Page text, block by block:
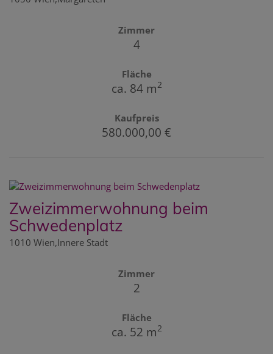
Zimmer
4
Fläche
ca. 84 m2
Kaufpreis
580.000,00 €
Zweizimmerwohnung beim
Schwedenplatz
1010 Wien,Innere Stadt
Zimmer
2
Fläche
ca. 52 m2